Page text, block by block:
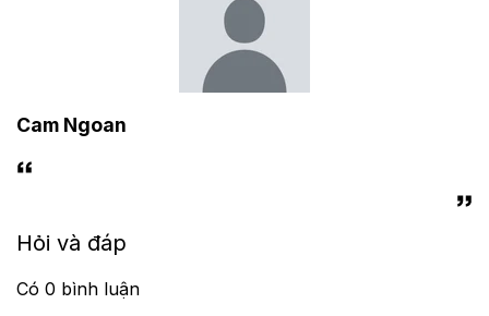
Cam Ngoan
Hỏi và đáp
Có 0 bình luận